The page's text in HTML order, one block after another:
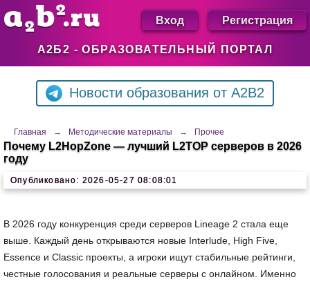
А2Б2 - ОБРАЗОВАТЕЛЬНЫЙ ПОРТАЛ
Вход Регистрация
Новости образования от A2B2
Главная → Методические материалы → Прочее
Почему L2HopZone — лучший L2TOP серверов в 2026
году
Опубликовано: 2026-05-27 08:08:01
В 2026 году конкуренция среди серверов Lineage 2 стала еще
выше. Каждый день открываются новые Interlude, High Five,
Essence и Classic проекты, а игроки ищут стабильные рейтинги,
честные голосования и реальные серверы с онлайном. Именно